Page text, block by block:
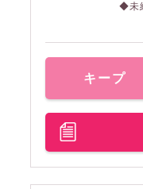
◆未
キープ